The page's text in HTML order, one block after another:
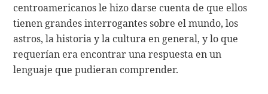
centroamericanos le hizo darse cuenta de que ellos
tienen grandes interrogantes sobre el mundo, los
astros, la historia y la cultura en general, y lo que
requerían era encontrar una respuesta en un
lenguaje que pudieran comprender.